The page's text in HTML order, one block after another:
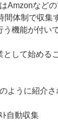
Amzonなど
間体制で収集
う機能が付い
として始める
ように紹介さ
ﾄ自動収集